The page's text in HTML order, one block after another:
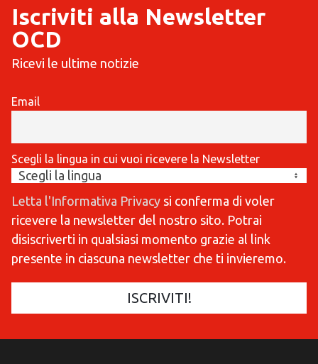
Iscriviti alla Newsletter
OCD
Ricevi le ultime notizie
Email
Scegli la lingua in cui vuoi ricevere la Newsletter
Letta l'Informativa Privacy si conferma di voler
ricevere la newsletter del nostro sito. Potrai
disiscriverti in qualsiasi momento grazie al link
presente in ciascuna newsletter che ti invieremo.